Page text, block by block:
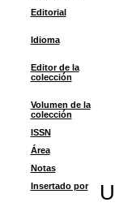
Editorial
Idioma
Editor de la
colección
Volumen de la
colección
ISSN
Área
Notas
Insertado por